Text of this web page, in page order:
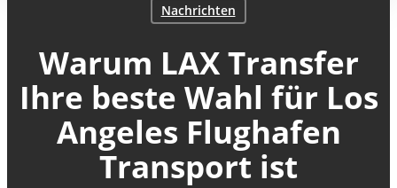
Nachrichten
Warum LAX Transfer
Ihre beste Wahl für Los
Angeles Flughafen
Transport ist